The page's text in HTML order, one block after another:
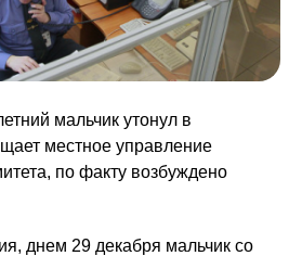
мальчик утонул в
местное управление
по факту возбуждено
днем 29 декабря мальчик со